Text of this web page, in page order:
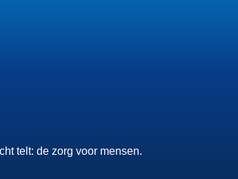
telt: de zorg voor mensen.